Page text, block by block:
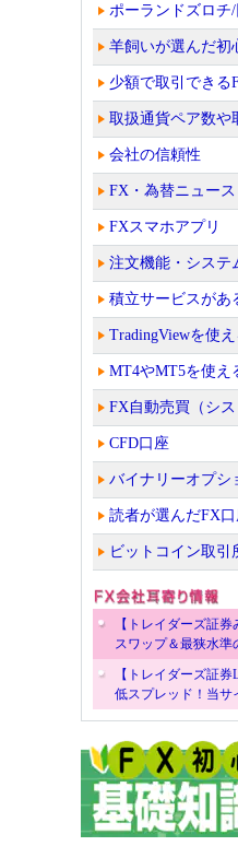
ポーランドズロチ
羊飼いが選んだ初
少額で取引できる
取扱通貨ペア数や
会社の信頼性
FX・為替ニュース
FXスマホアプリ
注文機能・システ
積立サービスがあ
TradingViewを使
MT4やMT5を使え
FX自動売買（シ
CFD口座
バイナリーオプシ
読者が選んだFX口
ビットコイン取引
【トレイダーズ証
スワップ＆最狭水準
【トレイダーズ証
低スプレッド！当サ